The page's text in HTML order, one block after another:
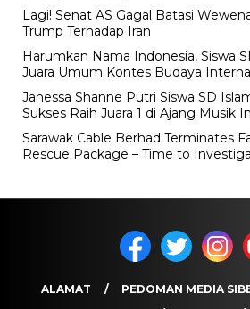
Lagi! Senat AS Gagal Batasi
Trump Terhadap Iran
Harumkan Nama Indonesia, Siswa
Juara Umum Kontes Budaya
Janessa Shanne Putri Siswa SD
Sukses Raih Juara 1 di Ajang Musik
Sarawak Cable Berhad Terminates
Rescue Package – Time to
ALAMAT PEDOMAN MEDIA